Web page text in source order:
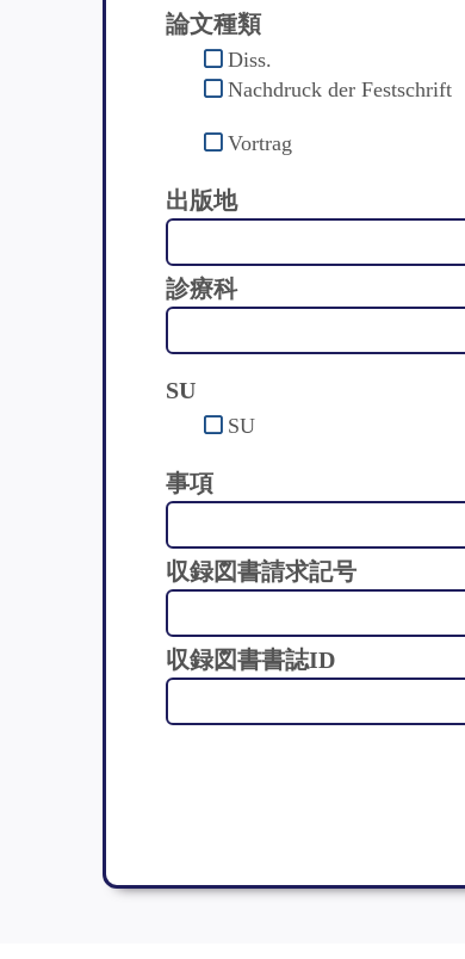
論文種類
Diss.
Nachdruck der Festschrift
Vortrag
出版地
診療科
SU
SU
事項
収録図書請求記号
収録図書書誌ID